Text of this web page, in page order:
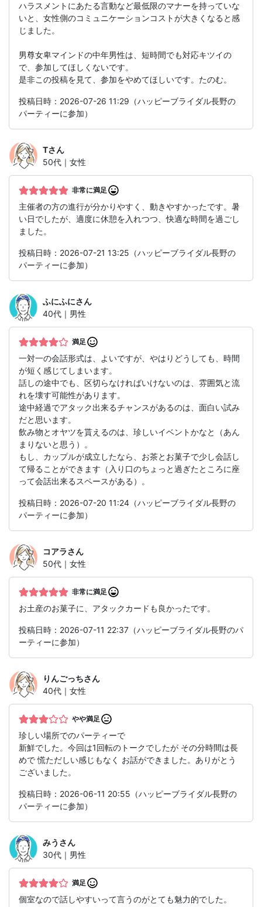
ハラスメントにあたる言動など最低限のマナーを持っていな
いと、女性側のコミュニケーションコストが大きくなると感
じました。
男尊女卑マインドの中年男性は、短時間でも対応キツイの
で、参加してほしくないです。
是非この投稿を見て、参加をやめてほしいです。たのむ。
投稿日時：2026-07-26 11:29（ハッピーブライダル長野の
パーティーに参加）
Tさん
50代｜女性
非常に満足
主催者の方の進行が分かりやすく、動きやすかったです。暑
い日でしたが、適度に休憩を入れつつ、快適な時間を過ごし
ました。
投稿日時：2026-07-21 13:25（ハッピーブライダル長野の
パーティーに参加）
ふにふにさん
40代｜男性
満足
一対一の会話形式は、よいですが、やはりどうしても、時間
が短く感じてしまいます。
話しの途中でも、区切らなければいけないのは、雰囲気と流
れを壊す可能性があります。
途中経過でアタック出来るチャンスがあるのは、面白い試み
だと思います。
飲み物とオヤツを貰えるのは、珍しいイベントかなと（あん
まりないと思う）。
もし、カップルが成立したなら、お茶とお菓子で少し会話し
て帰ることができます（入り口のちょっと過ぎたところに座
って会話出来るスペースがある）。
投稿日時：2026-07-20 11:24（ハッピーブライダル長野の
パーティーに参加）
コアラさん
50代｜女性
非常に満足
お土産のお菓子に、アタックカードも良かったです。
投稿日時：2026-07-11 22:37（ハッピーブライダル長野のパ
ーティーに参加）
りんごっちさん
40代｜女性
やや満足
珍しい場所でのパーティーで
新鮮でした。今回は1回転のトークでしたが その分時間は長
めで 慌ただしい感じもなく お話ができました。ありがとう
ございました。
投稿日時：2026-06-11 20:55（ハッピーブライダル長野の
パーティーに参加）
みう さん
30代｜男性
満足
個室なので話しやすいって言うのがとても魅力的でした。